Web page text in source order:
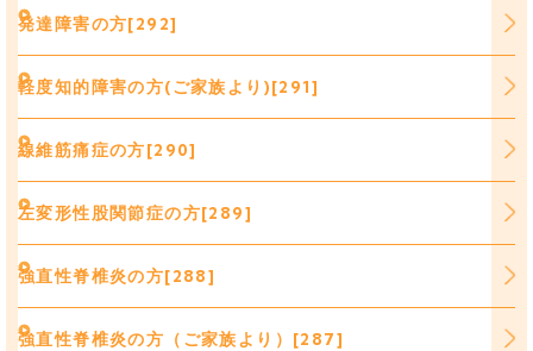
発達障害の方[292]
軽度知的障害の方(ご家族より)[291]
線維筋痛症の方[290]
左変形性股関節症の方[289]
強直性脊椎炎の方[288]
強直性脊椎炎の方（ご家族より）[287]